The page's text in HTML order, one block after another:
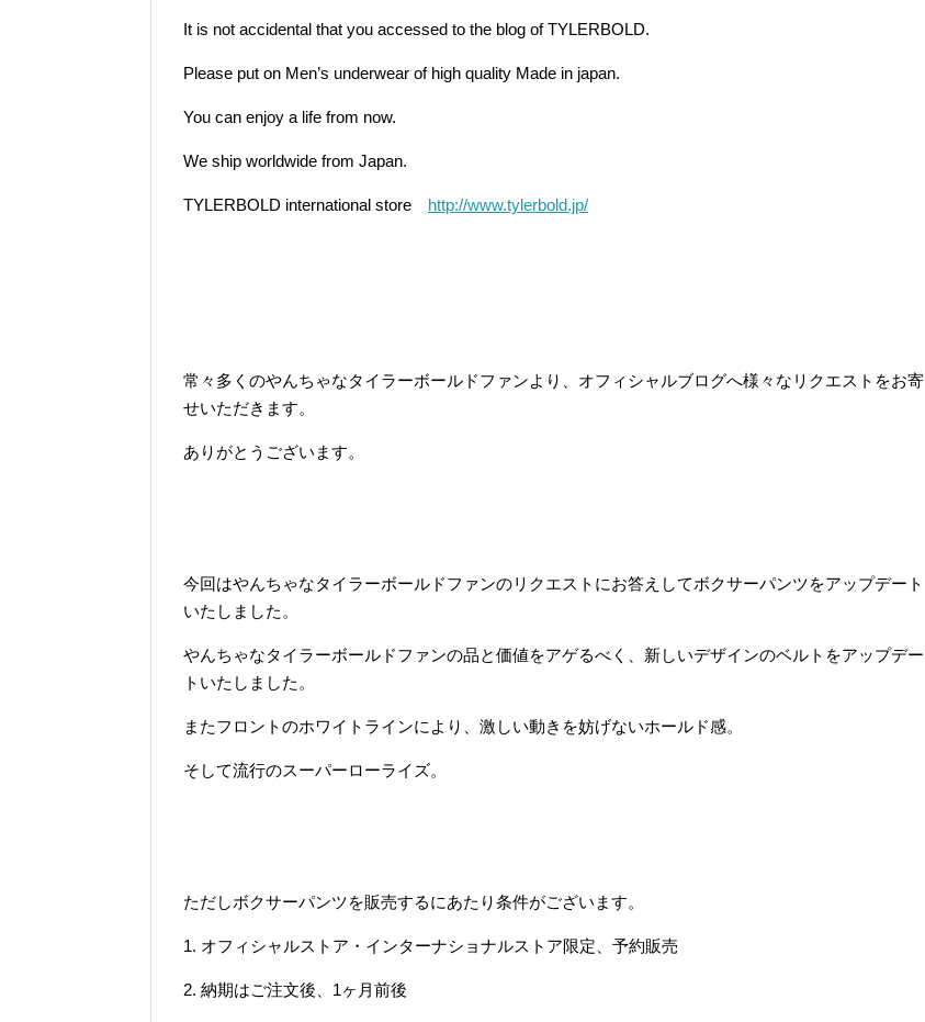
It is not accidental that you accessed to the blog of TYLERBOLD.
Please put on Men’s underwear of high quality Made in japan.
You can enjoy a life from now.
We ship worldwide from Japan.
TYLERBOLD international store http://www.tylerbold.jp/
常々多くのやんちゃなタイラーボールドファンより、オフィシャルブログへ様々なリクエストをお寄
せいただきます。
ありがとうございます。
今回はやんちゃなタイラーボールドファンのリクエストにお答えしてボクサーパンツをアップデート
いたしました。
やんちゃなタイラーボールドファンの品と価値をアゲるべく、新しいデザインのベルトをアップデー
トいたしました。
またフロントのホワイトラインにより、激しい動きを妨げないホールド感。
そして流行のスーパーローライズ。
ただしボクサーパンツを販売するにあたり条件がございます。
1. オフィシャルストア・インターナショナルストア限定、予約販売
2. 納期はご注文後、1ヶ月前後